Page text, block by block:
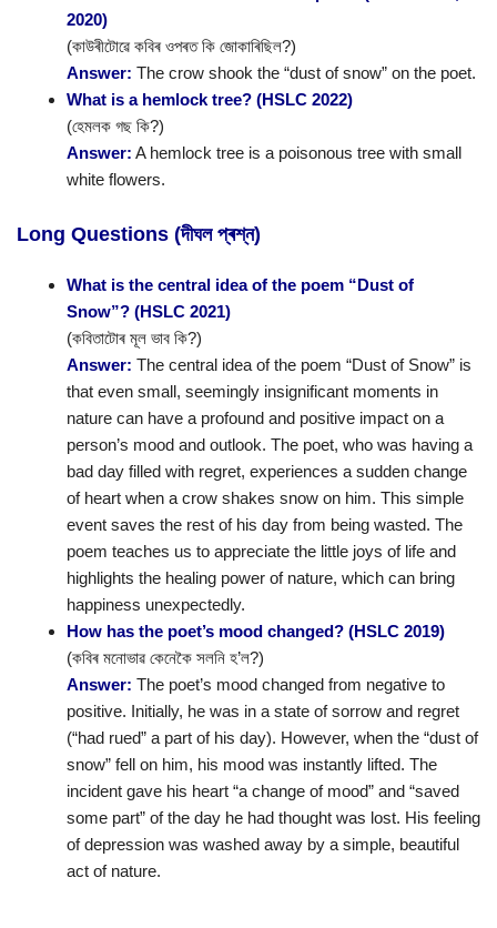
2020)
(কাউৰীটোৱে কবিৰ ওপৰত কি জোকাৰিছিল?)
Answer: The crow shook the “dust of snow” on the poet.
What is a hemlock tree? (HSLC 2022)
(হেমলক গছ কি?)
Answer: A hemlock tree is a poisonous tree with small
white flowers.
Long Questions (দীঘল প্ৰশ্ন)
What is the central idea of the poem “Dust of
Snow”? (HSLC 2021)
(কবিতাটোৰ মূল ভাব কি?)
Answer: The central idea of the poem “Dust of Snow” is
that even small, seemingly insignificant moments in
nature can have a profound and positive impact on a
person’s mood and outlook. The poet, who was having a
bad day filled with regret, experiences a sudden change
of heart when a crow shakes snow on him. This simple
event saves the rest of his day from being wasted. The
poem teaches us to appreciate the little joys of life and
highlights the healing power of nature, which can bring
happiness unexpectedly.
How has the poet’s mood changed? (HSLC 2019)
(কবিৰ মনোভাৱ কেনেকৈ সলনি হ’ল?)
Answer: The poet’s mood changed from negative to
positive. Initially, he was in a state of sorrow and regret
(“had rued” a part of his day). However, when the “dust of
snow” fell on him, his mood was instantly lifted. The
incident gave his heart “a change of mood” and “saved
some part” of the day he had thought was lost. His feeling
of depression was washed away by a simple, beautiful
act of nature.